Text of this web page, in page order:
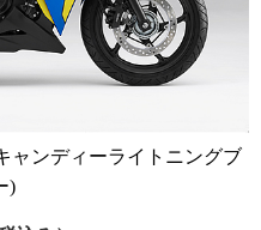
ャンディーライトニングブ
)